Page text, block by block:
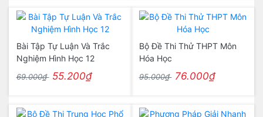
Bài Tập Tự Luận Và Trắc
Nghiệm Hình Học 12
69.000₫ 55.200₫
Bộ Đề Thi Thử THPT Môn
Hóa Học
95.000₫ 76.000₫